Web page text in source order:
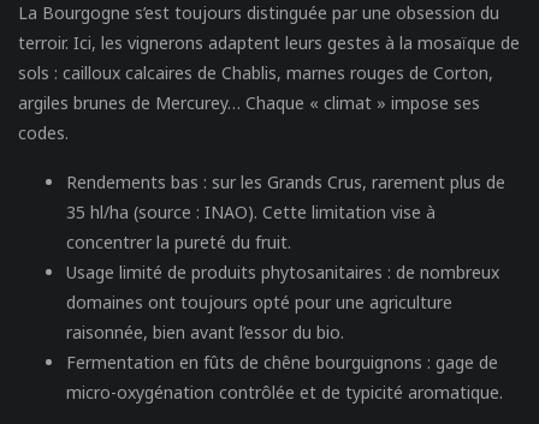
La Bourgogne s’est toujours distinguée par une obsession du
terroir. Ici, les vignerons adaptent leurs gestes à la mosaïque de
sols : cailloux calcaires de Chablis, marnes rouges de Corton,
argiles brunes de Mercurey… Chaque « climat » impose ses
codes.
Rendements bas : sur les Grands Crus, rarement plus de
35 hl/ha (source : INAO). Cette limitation vise à
concentrer la pureté du fruit.
Usage limité de produits phytosanitaires : de nombreux
domaines ont toujours opté pour une agriculture
raisonnée, bien avant l’essor du bio.
Fermentation en fûts de chêne bourguignons : gage de
micro-oxygénation contrôlée et de typicité aromatique.